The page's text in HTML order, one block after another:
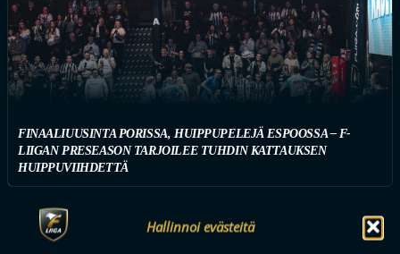
Hallinnoi evästeitä
FINAALIUUSINTA PORISSA, HUIPPUPELEJÄ ESPOOSSA – F-
LIIGAN PRESEASON TARJOILEE TUHDIN KATTAUKSEN
HUIPPUVIIHDETTÄ